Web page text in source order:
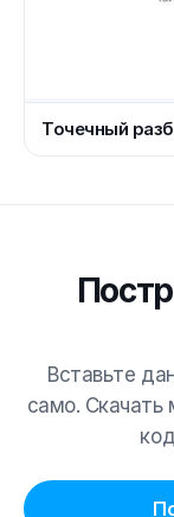
Точечный
Вставьте
само. Скачать